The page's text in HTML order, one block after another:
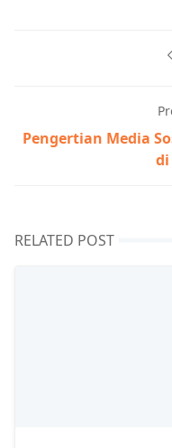
Pengertian Media
di
RELATED POST